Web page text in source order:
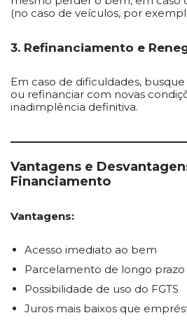
(no caso de veículos, por
3. Refinanciamento e
Em caso de dificuldades, busque
ou refinanciar com novas
inadimplência definitiva.
Vantagens e
Financiamento
Vantagens:
Acesso imediato ao bem
Parcelamento de longo prazo
Possibilidade de uso do FGTS
Juros mais baixos que